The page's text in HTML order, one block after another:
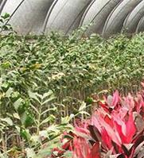
Atom.
horticulture
growing.
flower.
or in the